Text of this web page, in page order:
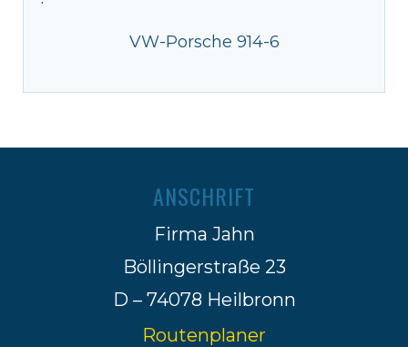
VW-Porsche 914-6
ANSCHRIFT
Firma Jahn
Böllingerstraße 23
D – 74078 Heilbronn
Routenplaner